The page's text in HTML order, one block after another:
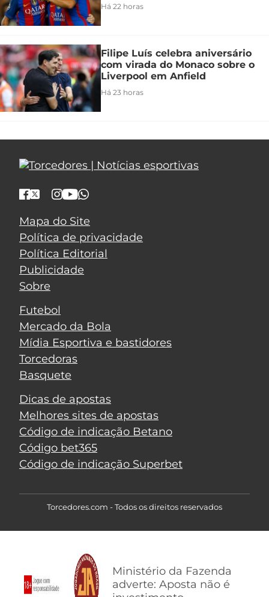
Há 22 horas
Filipe Luís celebra aniversário
com virada do Monaco sobre o
Liverpool em Anfield
Há 23 horas
Mapa do Site
Política de privacidade
Política Editorial
Publicidade
Sobre
Futebol
Mercado da Bola
Mídia Esportiva e bastidores
Torcedoras
Basquete
Dicas de apostas
Melhores sites de apostas
Código de indicação Betano
Código bet365
Código de indicação Superbet
Torcedores.com - Todos os direitos reservados
Ministério da Fazenda
adverte: Aposta não é